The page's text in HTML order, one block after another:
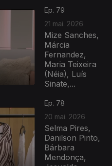
Ep. 79
21 mai. 2026
Mize Sanches,
Márcia
Fernandez,
Maria Teixeira
(Néia), Luís
Sinate,...
Ep. 78
20 mai. 2026
Selma Pires,
Danilson Pinto,
Bárbara
Mendonça,